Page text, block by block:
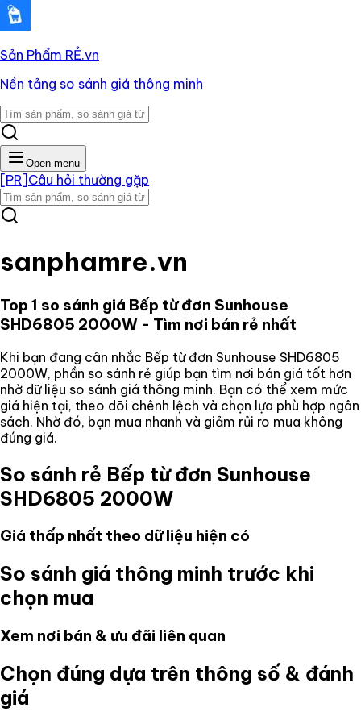
Sản Phẩm RẺ.vn
Nền tảng so sánh giá thông minh
Open menu
[PR] Câu hỏi thường gặp
sanphamre.vn
Top 1 so sánh giá Bếp từ đơn Sunhouse
SHD6805 2000W - Tìm nơi bán rẻ nhất
Khi bạn đang cân nhắc Bếp từ đơn Sunhouse SHD6805
2000W, phần so sánh rẻ giúp bạn tìm nơi bán giá tốt hơn
nhờ dữ liệu so sánh giá thông minh. Bạn có thể xem mức
giá hiện tại, theo dõi chênh lệch và chọn lựa phù hợp ngân
sách. Nhờ đó, bạn mua nhanh và giảm rủi ro mua không
đúng giá.
So sánh rẻ Bếp từ đơn Sunhouse
SHD6805 2000W
Giá thấp nhất theo dữ liệu hiện có
So sánh giá thông minh trước khi
chọn mua
Xem nơi bán & ưu đãi liên quan
Chọn đúng dựa trên thông số & đánh
giá